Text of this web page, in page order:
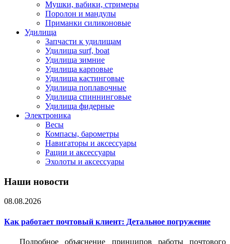
Мушки, вабики, стримеры
Поролон и мандулы
Приманки силиконовые
Удилища
Запчасти к удилищам
Удилища surf, boat
Удилища зимние
Удилища карповые
Удилища кастинговые
Удилища поплавочные
Удилища спиннинговые
Удилища фидерные
Электроника
Весы
Компасы, барометры
Навигаторы и аксессуары
Рации и аксессуары
Эхолоты и аксессуары
Наши новости
08.08.2026
Как работает почтовый клиент: Детальное погружение
Подробное объяснение принципов работы почтового